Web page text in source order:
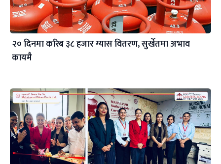
२० दिनमा करिब ३८ हजार ग्यास वितरण, सुर्खेतमा अभाव
कायमै